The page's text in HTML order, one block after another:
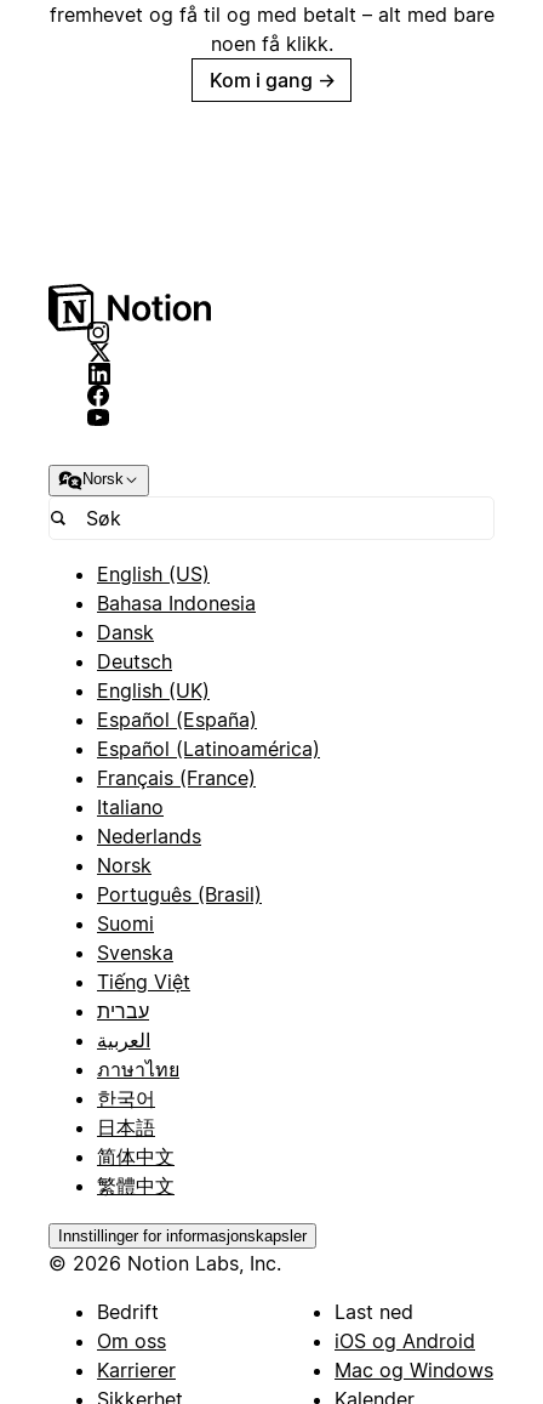
fremhevet og få til og med betalt – alt med bare
noen få klikk.
Kom i gang →
Norsk
English (US)
Bahasa Indonesia
Dansk
Deutsch
English (UK)
Español (España)
Español (Latinoamérica)
Français (France)
Italiano
Nederlands
Norsk
Português (Brasil)
Suomi
Svenska
Tiếng Việt
עברית
العربية
ภาษาไทย
한국어
日本語
简体中文
繁體中文
Innstillinger for informasjonskapsler
© 2026 Notion Labs, Inc.
Bedrift
Om oss
Karrierer
Sikkerhet
Last ned
iOS og Android
Mac og Windows
Kalender